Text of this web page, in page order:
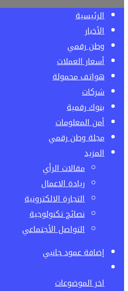
الرئيسية
الأخبار
وطن رقمي
أسعار العملات
هواتف محمولة
شركات
بنوك رقمية
أمن المعلومات
مجلة وطن رقمي
المزيد
مقالات الرأي
ريادة الاعمال
التجارة الالكترونية
نصائح تكنولوجية
التواصل الأجتماعي
إضافة عمود جانبي
اخر الموضوعات